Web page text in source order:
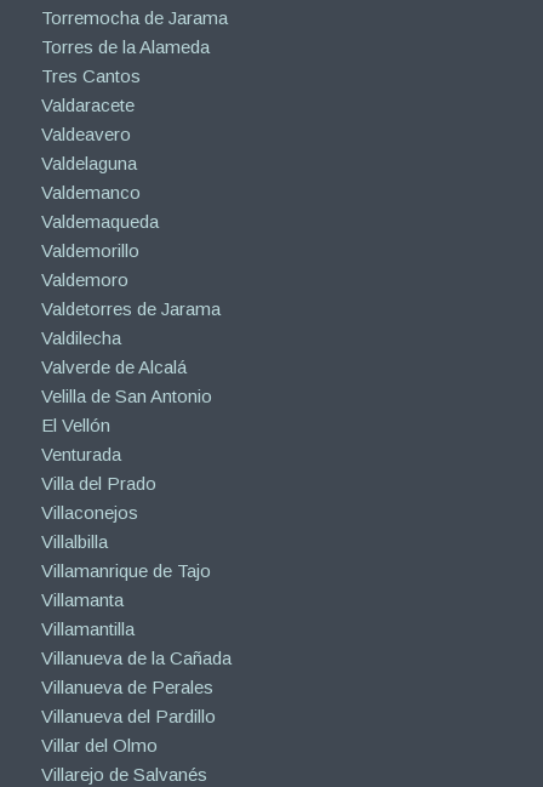
Torremocha de Jarama
Torres de la Alameda
Tres Cantos
Valdaracete
Valdeavero
Valdelaguna
Valdemanco
Valdemaqueda
Valdemorillo
Valdemoro
Valdetorres de Jarama
Valdilecha
Valverde de Alcalá
Velilla de San Antonio
El Vellón
Venturada
Villa del Prado
Villaconejos
Villalbilla
Villamanrique de Tajo
Villamanta
Villamantilla
Villanueva de la Cañada
Villanueva de Perales
Villanueva del Pardillo
Villar del Olmo
Villarejo de Salvanés